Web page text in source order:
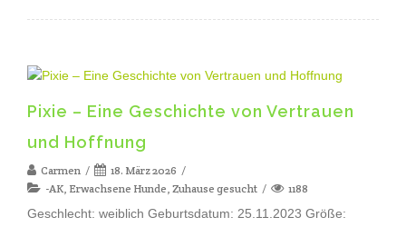
Pixie – Eine Geschichte von Vertrauen
und Hoffnung
Carmen
18. März 2026
-AK, Erwachsene Hunde, Zuhause gesucht 1188
Geschlecht: weiblich Geburtsdatum: 25.11.2023 Größe: